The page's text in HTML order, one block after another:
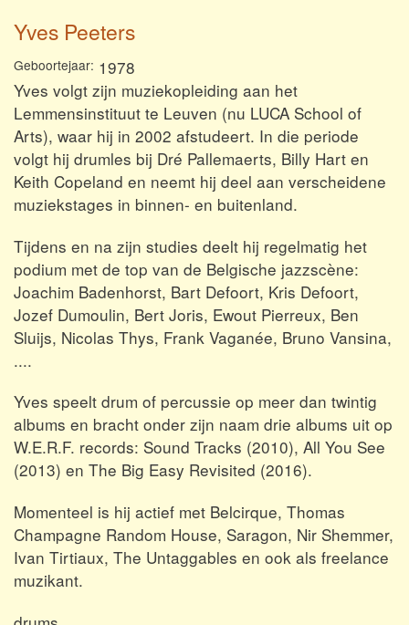
Yves Peeters
Geboortejaar 1978
Yves volgt zijn muziekopleiding aan het
Lemmensinstituut te Leuven (nu LUCA School of
Arts), waar hij in 2002 afstudeert. In die periode
volgt hij drumles bij Dré Pallemaerts, Billy Hart en
Keith Copeland en neemt hij deel aan verscheidene
muziekstages in binnen- en buitenland.
Tijdens en na zijn studies deelt hij regelmatig het
podium met de top van de Belgische jazzscène:
Joachim Badenhorst, Bart Defoort, Kris Defoort,
Jozef Dumoulin, Bert Joris, Ewout Pierreux, Ben
Sluijs, Nicolas Thys, Frank Vaganée, Bruno Vansina,
....
Yves speelt drum of percussie op meer dan twintig
albums en bracht onder zijn naam drie albums uit op
W.E.R.F. records: Sound Tracks (2010), All You See
(2013) en The Big Easy Revisited (2016).
Momenteel is hij actief met Belcirque, Thomas
Champagne Random House, Saragon, Nir Shemmer,
Ivan Tirtiaux, The Untaggables en ook als freelance
muzikant.